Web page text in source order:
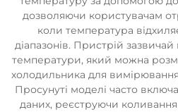
дозволяючи користувачам
коли температура
діапазонів. Пристрій
температури, який можна
холодильника для
Просунуті моделі часто
даних, реєструючи